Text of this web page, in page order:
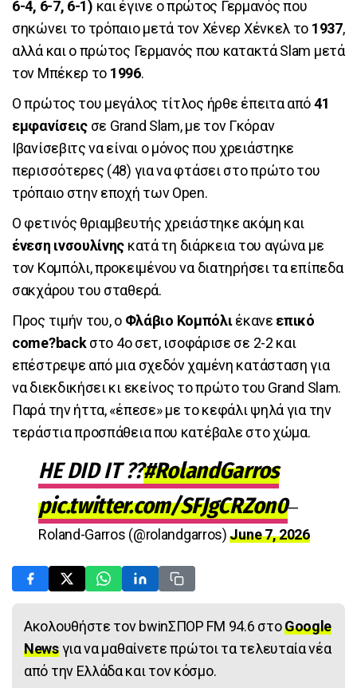
6-4, 6-7, 6-1) και έγινε ο πρώτος Γερμανός που
σηκώνει το τρόπαιο μετά τον Χένερ Χένκελ το 1937,
αλλά και ο πρώτος Γερμανός που κατακτά Slam μετά
τον Μπέκερ το 1996.
Ο πρώτος του μεγάλος τίτλος ήρθε έπειτα από41
εμφανίσεις σε Grand Slam, με τον Γκόραν
Ιβανίσεβιτς να είναι ο μόνος που χρειάστηκε
περισσότερες (48) για να φτάσει στο πρώτο του
τρόπαιο στην εποχή των Open.
Ο φετινός θριαμβευτής χρειάστηκε ακόμη και
ένεση ινσουλίνης κατά τη διάρκεια του αγώνα με
τον Κομπόλι, προκειμένου να διατηρήσει τα επίπεδα
σακχάρου του σταθερά.
Προς τιμήν του, ο Φλάβιο Κομπόλιέκανε επικό
come?backστο 4ο σετ, ισοφάρισε σε 2-2 και
επέστρεψε από μια σχεδόν χαμένη κατάσταση για
να διεκδικήσει κι εκείνος το πρώτο του Grand Slam.
Παρά την ήττα, «έπεσε» με το κεφάλι ψηλά για την
τεράστια προσπάθεια που κατέβαλε στο χώμα.
HE DID IT ??#RolandGarros
pic.twitter.com/SFJgCRZon0—
Roland-Garros (@rolandgarros)June 7, 2026
Ακολουθήστε τον bwinΣΠΟΡ FM 94.6 στοGoogle
Newsγια να μαθαίνετε πρώτοι τα τελευταία νέα
από την Ελλάδα και τον κόσμο.